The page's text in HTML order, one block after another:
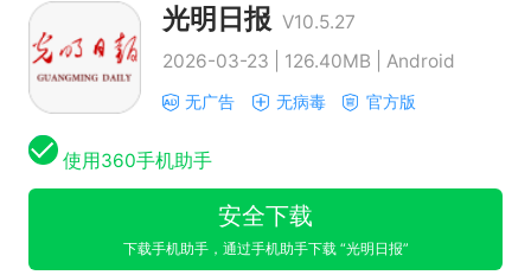
光明日报 V10.5.27
2026-03-23 | 126.40MB | Android
无广告 无病毒 官方版
使用360手机助手
安全下载
下载手机助手，通过手机助手下载 “光明日报”